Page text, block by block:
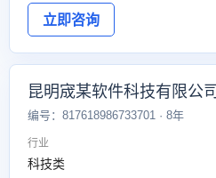
立即咨询
昆明宬某软件科技有限公司
编号：817618986733701 · 8年
行业
科技类